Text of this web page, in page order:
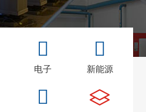
电子 新能源